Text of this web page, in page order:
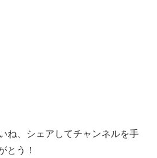
ね、シェアしてチャンネルを手
とう！